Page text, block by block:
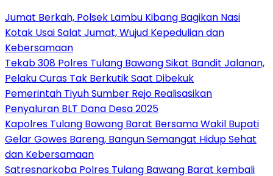
Jumat Berkah, Polsek Lambu Kibang Bagikan Nasi
Kotak Usai Salat Jumat, Wujud Kepedulian dan
Kebersamaan
Tekab 308 Polres Tulang Bawang Sikat Bandit Jalanan,
Pelaku Curas Tak Berkutik Saat Dibekuk
Pemerintah Tiyuh Sumber Rejo Realisasikan
Penyaluran BLT Dana Desa 2025
Kapolres Tulang Bawang Barat Bersama Wakil Bupati
Gelar Gowes Bareng, Bangun Semangat Hidup Sehat
dan Kebersamaan
Satresnarkoba Polres Tulang Bawang Barat kembali